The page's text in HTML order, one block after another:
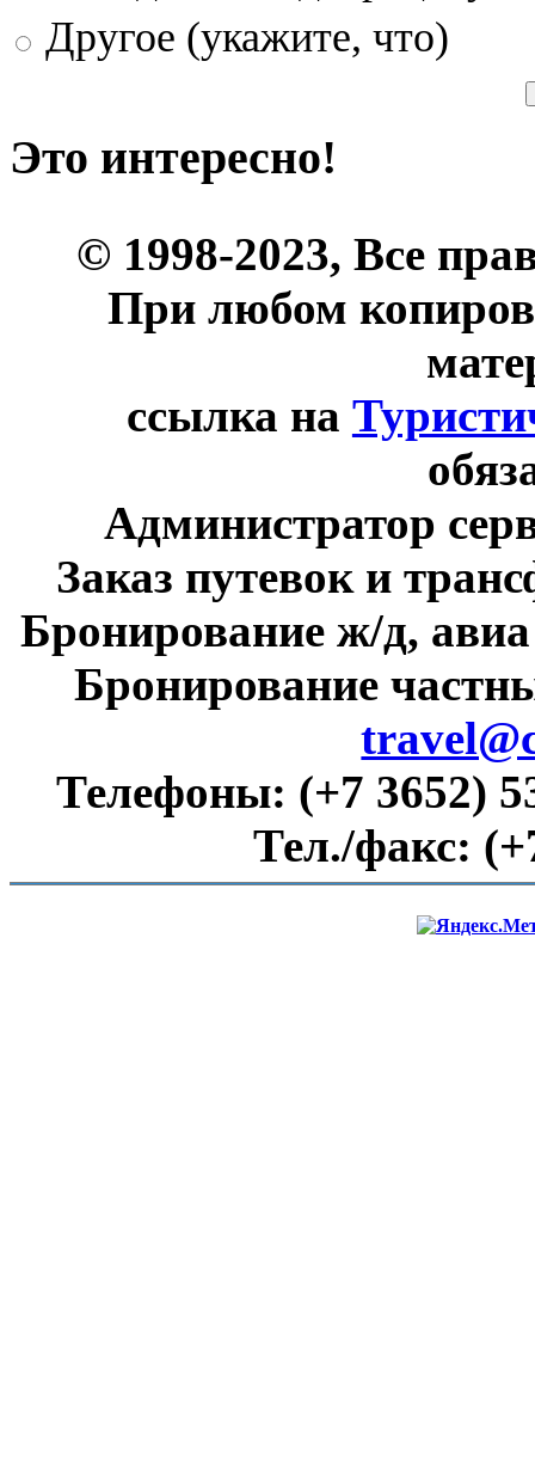
Другое (укажите, что)
Это интересно!
© 1998-2023, Все
При любом
ссылка на
Администратор
Заказ путевок и
Бронирование ж/д,
Бронирование
Телефоны: (+7 3652)
Тел./факс: